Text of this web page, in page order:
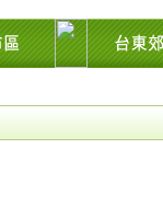
住宿旅遊景點交流網縱